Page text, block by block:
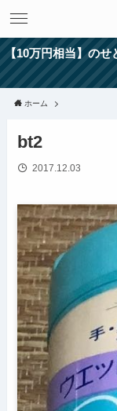
【10万円相当】のせ
ホーム
bt2
2017.12.03